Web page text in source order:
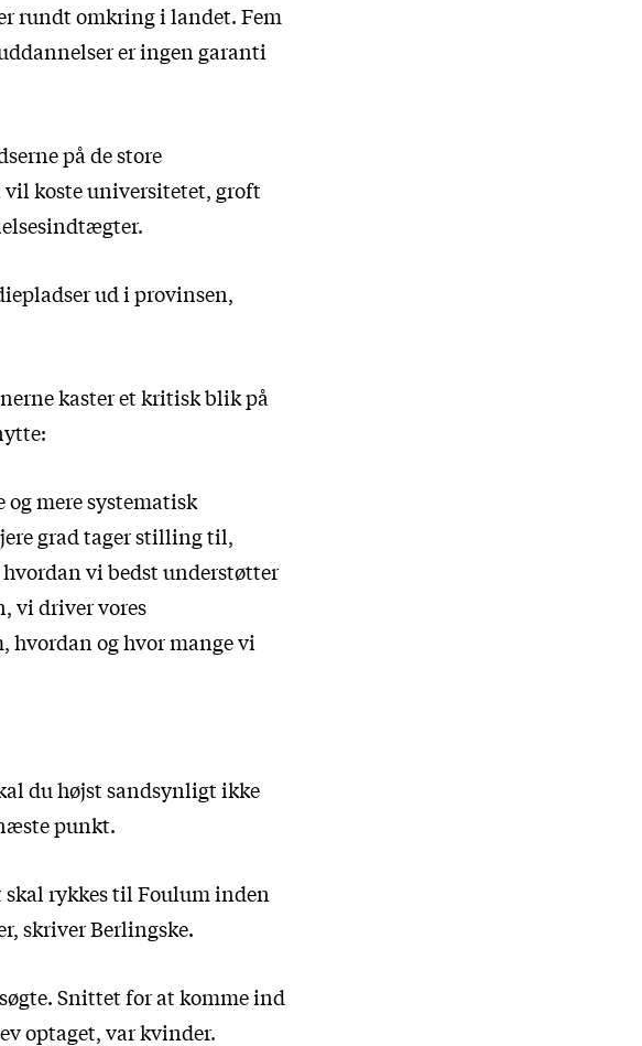
rundt omkring i landet. Fem
er ingen garanti
på de store
koste universitetet, groft
ud i provinsen,
kaster et kritisk blik på
mere systematisk
grad tager stilling til,
vi bedst understøtter
vi driver vores
hvordan og hvor mange vi
du højst sandsynligt ikke
punkt.
rykkes til Foulum inden
skriver Berlingske.
Snittet for at komme ind
optaget, var kvinder.